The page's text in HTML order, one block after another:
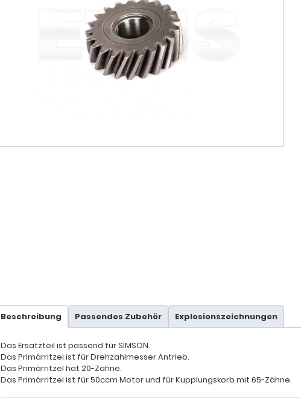
Beschreibung Passendes Zubehör Explosionszeichnungen
Das Ersatzteil ist passend für SIMSON.
Das Primärritzel ist für Drehzahlmesser Antrieb.
Das Primärritzel hat 20-Zähne.
Das Primärritzel ist für 50ccm Motor und für Kupplungskorb mit 65-Zähne.